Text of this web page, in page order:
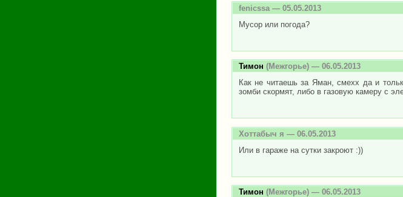
fenicssa — 05.05.2013
Мусор или погода?
Тимон (Межгорье) — 06.05.2013
Как не читаешь за Яман, смехх да и
зомби скормят, либо в газовую камеру с
Хоттабыч я — 06.05.2013
Или в гараже на сутки закроют :))
Тимон (Межгорье) — 06.05.2013